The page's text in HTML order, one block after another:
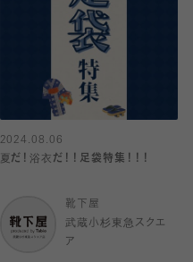
2024.08.06
夏だ！浴衣だ！！足袋特集！！！
靴下屋
武蔵小杉東急スクエ
ア